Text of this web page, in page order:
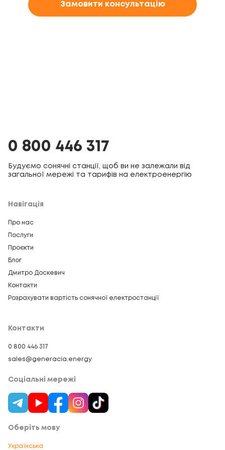
Замовити консультацію
0 800 446 317
Будуємо сонячні станції, щоб ви не залежали від
загальної мережі та тарифів на електроенергію
Навігація
Про нас
Послуги
Проєкти
Блог
Дмитро Доскевич
Контакти
Розрахувати вартість сонячної електростанції
Контакти
0 800 446 317
sales@generacia.energy
Соціальні мережі
Оберіть мову
Українська